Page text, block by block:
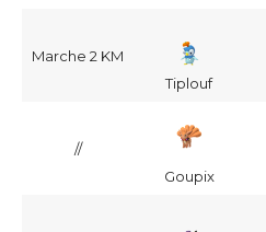
Marche 2 KM
Tiplouf
//
Goupix